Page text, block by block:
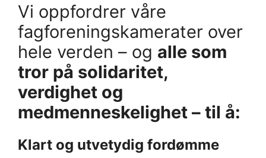
Vi oppfordrer våre
fagforeningskamerater over
hele verden – og alle som
tror på solidaritet,
verdighet og
medmenneskelighet – til å:
Klart og utvetydig fordømme